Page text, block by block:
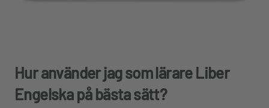
Hur använder jag som lärare Liber
Engelska på bästa sätt?